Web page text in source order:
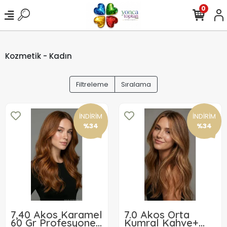
0
Kozmetik - Kadın
Filtreleme Sıralama
İNDİRİM
%34
7,40 Akos Karamel
60 Gr Profesyonel
İNDİRİM
%34
7.0 Akos Orta
Kumral Kahve+